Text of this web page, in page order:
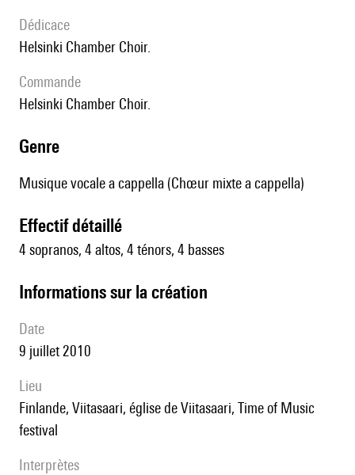
Dédicace
Helsinki Chamber Choir.
Commande
Helsinki Chamber Choir.
genre
Musique vocale a cappella (Chœur mixte a cappella)
effectif détaillé
4 sopranos, 4 altos, 4 ténors, 4 basses
informations sur la création
date
9 juillet 2010
lieu
Finlande, Viitasaari, église de Viitasaari, Time of Music
festival
interprètes